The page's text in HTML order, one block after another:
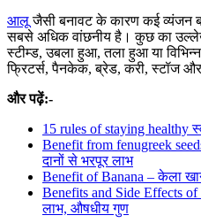
आलूजैसी बनावट के कारण कई व्यंजन
सबसे अधिक वांछनीय है। कुछ का
स्टीम्ड, उबला हुआ, तला हुआ या
फ्रिटर्स, पैनकेक, ब्रेड, करी, स्टॉज और
और पढ़ें:-
15 rules of staying healthy
Benefit from fenugreek
दानों से भरपूर लाभ
Benefit of Banana – केला
Benefits and Side Effects of
लाभ, औषधीय गुण